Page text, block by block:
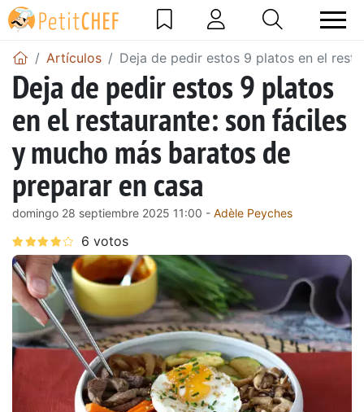
Artículos Deja de pedir estos 9 platos en el
Deja de pedir estos 9 platos
en el restaurante: son fáciles
y mucho más baratos de
preparar en casa
domingo 28 septiembre 2025 11:00 - Adèle Peyches